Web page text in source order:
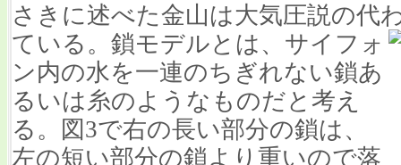
さきに述べた金山は大気圧説の代
ている。鎖モデルとは、サイフォ
ン内の水を一連のちぎれない鎖あ
るいは糸のようなものだと考え
る。図3で右の長い部分の鎖は、
左の短い部分の鎖より重いので落